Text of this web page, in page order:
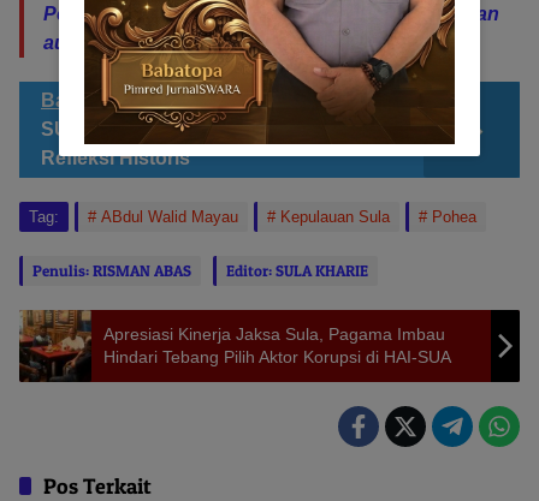
Pemerintahan Kepulauan Sula punya estetika dan
aura Ke-Sua-an yang Birahi du Gamiha. Amin
Bacaan Sahabat JS GABALIL HAI
SUA 2026: Sebuah Tradisi dan
Refleksi Historis
Tag: ABdul Walid Mayau Kepulauan Sula Pohea
Penulis: RISMAN ABAS Editor: SULA KHARIE
Apresiasi Kinerja Jaksa Sula, Pagama Imbau
Hindari Tebang Pilih Aktor Korupsi di HAI-SUA
Pos Terkait